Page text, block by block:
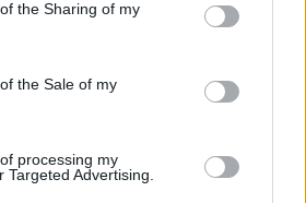
or usage behaviour. You may click to
to Google and its third-party tags to
specified purposes in below Google
the Sharing of my
the Sale of my
processing my
Targeted Advertising.
Elfelejtette felhasználónevét?
A FAISKOLA.HU?